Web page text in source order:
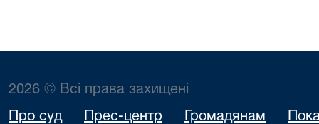
2026 © Всі права захищені
Про суд Прес-центр Громадянам